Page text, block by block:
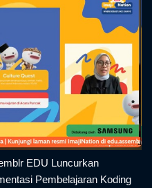
EDU Luncurkan
Pembelajaran Koding